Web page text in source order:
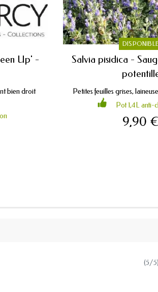
Up' -
bien droit
DISPONIBLE
Salvia pisidica -
Petites feuilles grises,
Pot 1,4L anti-
9,90 €
(5/5)